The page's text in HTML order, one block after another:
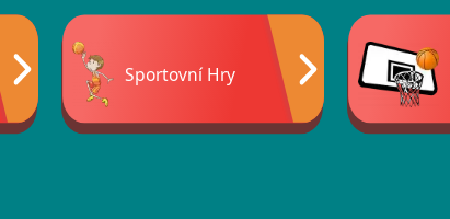
Sportovní Hry